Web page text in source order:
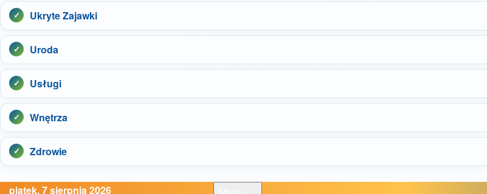
Ukryte Zajawki
Uroda
Usługi
Wnętrza
Zdrowie
piątek, 7 sierpnia 2026